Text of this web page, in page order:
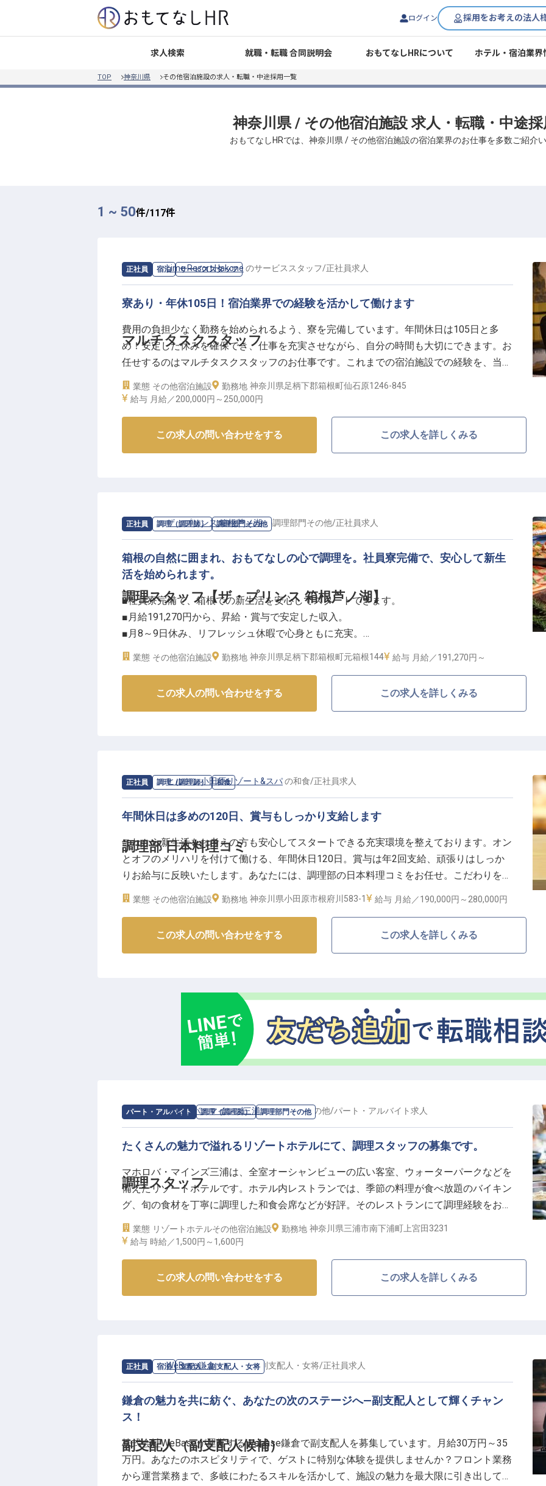
ログイン 採用をお考えの法人
求人検索 就職・転職 合同説明会 おもてなしHRについて ホテル・宿泊業界
TOP 神奈川県 その他宿泊施設の求人・転職・中途採用一覧
神奈川県 / その他宿泊施設 求人・転職・中途
おもてなしHRでは、神奈川県 / その他宿泊施設の宿泊業界のお仕事を多数ご紹介
1 ~ 50件/117件
正社員 宿泊 サービススタッフ
マルチタスクスタッフ
求人情報：Lime Resort Hakone のサービススタッフ/正社員求人
寮あり・年休105日！宿泊業界での経験を活かして働けます
費用の負担少なく勤務を始められるよう、寮を完備しています。年間休日は105日と多
め！安定した休みを確保でき、仕事を充実させながら、自分の時間も大切にできます。お
任せするのはマルチタスクスタッフのお仕事です。これまでの宿泊施設での経験を、当ホ
テルで発揮してください。新姥子温泉が源泉の大浴場がある「Lime Resort Hakone」。冷
え性や疲労回復、健康増進の効果が期待できると人気の施設です。※この求人は2023年11
業態 その他宿泊施設 勤務地 神奈川県足柄下郡箱根町仙石原1246-845
給与 月給／200,000円～ 250,000円
この求人の問い合わせをする この求人を詳しくみる
正社員 調理（調理師） 調理部門その他
調理スタッフ【ザ・プリンス 箱根芦ノ湖】
求人情報：ザ・プリンス 箱根芦ノ湖の調理部門その他/正社員求人
箱根の自然に囲まれ、おもてなしの心で調理を。社員寮完備で、安心して新生
活を始められます。
■社員寮完備で、箱根での新生活を安心してスタートできます。
■月給191,270円から、昇給・賞与で安定した収入。
■月8～9日休み、リフレッシュ休暇で心身ともに充実。
■箱根の美しい自然に囲まれ、お客様に感動を届ける調理。
芦ノ湖畔に佇む当ホテルは、四季折々の美しい自然に囲まれ、訪れるお客様に非日常の感
動を提供しています。
めに心を込めた一皿を生み出す喜びを感じられます。
箱根の豊かな恵みを最大限に引き出し、五感で味わうおもてなしを追求しませんか。
当ホテルでは、社員寮完備はもちろん、従業員食堂や西武グループ施設利用優待など、充
実した福利厚生であなたの生活をサポートします。
月8～9日の休日やリフレッシュ休暇もあり、プライベートも大切にしながら長く働ける環
境です。
業態 その他宿泊施設 勤務地 神奈川県足柄下郡箱根町元箱根144 給与 月給／191,270円～
この求人の問い合わせをする この求人を詳しくみる
正社員 調理（調理師） 和食
調理部 日本料理コミ
求人情報：ヒルトン小田原リゾート&スパの和食/正社員求人
年間休日は多めの120日、賞与もしっかり支給します
これから新生活をお考えの方も安心してスタートできる充実環境を整えております。オン
とオフのメリハリを付けて働ける、年間休日120日。賞与は年2回支給、頑張りはしっか
りお給与に反映いたします。あなたには、調理部の日本料理コミをお任せ。こだわりをち
りばめた空間で、驚きと感動を提供しませんか？レストランでは、厳選された食材をふん
だんに使ったお料理をご提供。目の前で仕上げるライブステーションも人気です。※この
業態 その他宿泊施設 勤務地 神奈川県小田原市根府川583-1 給与 月給／190,000円～ 280,000円
この求人の問い合わせをする この求人を詳しくみる
パート・アルバイト 調理（調理師） 調理部門その他
調理スタッフ
求人情報：マホロバ・マインズ三浦 の調理部門その他/パート・アルバイト求人
たくさんの魅力で溢れるリゾートホテルにて、調理スタッフの募集です。
マホロバ・マインズ三浦は、全室オーシャンビューの広い客室、ウォーターパークなどを
備えたリゾートホテルです。ホテル内レストランでは、季節の料理が食べ放題のバイキン
グ、旬の食材を丁寧に調理した和食会席などが好評。そのレストランにて調理経験をお持
ちの調理スタッフを募集いたします。1日4時間～、週3日以上の勤務でOK！和食・洋食の
調理業務や仕込み業務などを担当いただきます。経験がある方、お持ちしています。
業態 リゾートホテルその他宿泊施設 勤務地 神奈川県三浦市南下浦町上宮田3231
給与 時給／1,500円～ 1,600円
この求人の問い合わせをする この求人を詳しくみる
正社員 宿泊 支配人・副支配人・女将
副支配人（副支配人候補）
求人情報：WeBase鎌倉の支配人・副支配人・女将/正社員求人
鎌倉の魅力を共に紡ぐ、あなたの次のステージへ—副支配人として輝くチャン
ス！
株式会社WeBaseが運営するWebase鎌倉で副支配人を募集しています。月給30万円～35
万円。あなたのホスピタリティで、ゲストに特別な体験を提供しませんか？フロント業務
から運営業務まで、多岐にわたるスキルを活かして、施設の魅力を最大限に引き出してく